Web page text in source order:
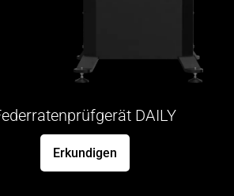
DAILY
Erkundigen